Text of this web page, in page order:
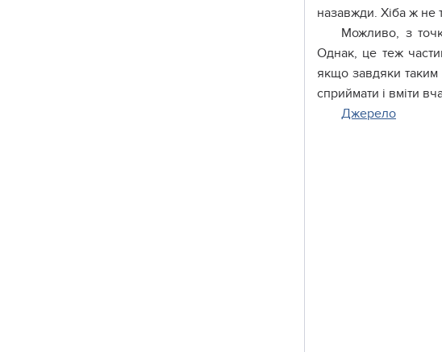
назавжди. Хіба ж не
Можливо, з
Однак, це теж
якщо завдяки таким
сприймати і вміти
Джерело